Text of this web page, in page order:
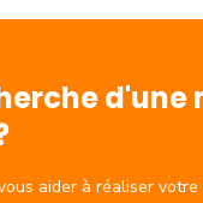
d'une
aider à réaliser votre